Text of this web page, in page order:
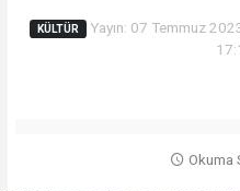
KÜLTÜR
Yayın: 07 Temmuz
Okuma